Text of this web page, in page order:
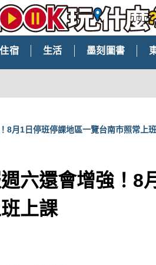
住宿 生活 墨刻圖書
8月1日停班停課地區一覽台南市照常上
六還會增強！8
上課